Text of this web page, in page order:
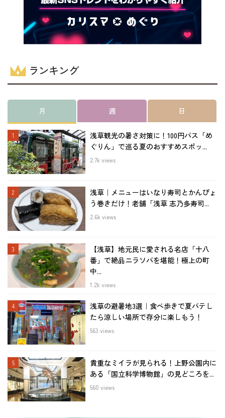
ランキング
月 週 日
浅草観光の暑さ対策に！100円バス「め
ぐりん」で巡る夏のおすすめスポッ...
2.7k views
浅草｜メニューはいなり寿司とかんぴょ
う巻きだけ！老舗「浅草 志乃多寿司...
2.6k views
【浅草】地元民に愛される名店「十八
番」で絶品ニラソバを堪能！極上の町
中...
1.2k views
浅草の避暑地3選｜食べ歩きで夏バテし
たら涼しい場所で存分に楽しもう！
563 views
貴重なミイラが見られる！上野公園内に
ある「国立科学博物館」の見どころを...
560 views